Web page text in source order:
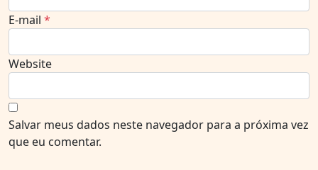
E-mail *
Website
Salvar meus dados neste navegador para a próxima vez
que eu comentar.